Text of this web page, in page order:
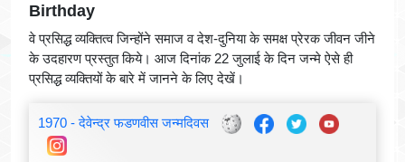
Birthday
वे प्रसिद्ध व्यक्तित्व जिन्होंने समाज व देश-दुनिया के समक्ष प्रेरक जीवन जीने
के उदहारण प्रस्तुत किये। आज दिनांक 22 जुलाई के दिन जन्मे ऐसे ही
प्रसिद्ध व्यक्तियों के बारे में जानने के लिए देखें।
1970 - देवेन्द्र फडणवीस जन्मदिवस